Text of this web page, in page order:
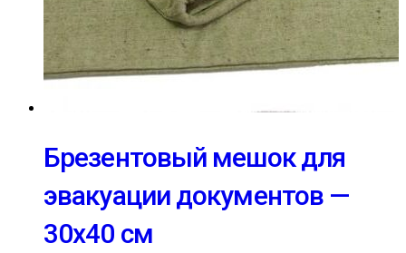
Брезентовый мешок для
эвакуации документов —
30х40 см